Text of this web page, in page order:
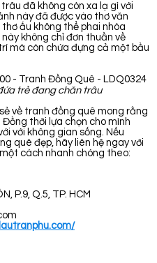
đã không còn xa lạ gì với
này đã được vào thơ văn
ấu không thể phai nhòa
không chỉ đơn thuần về
mà còn chứa đựng cả một bầu
trẻ đang chăn trâu
về tranh đồng quê mong rằng
Đồng thời lựa chọn cho mình
với không gian sống. Nếu
quê đẹp, hãy liên hệ ngay với
cách nhanh chóng theo:
P.9, Q.5, TP. HCM